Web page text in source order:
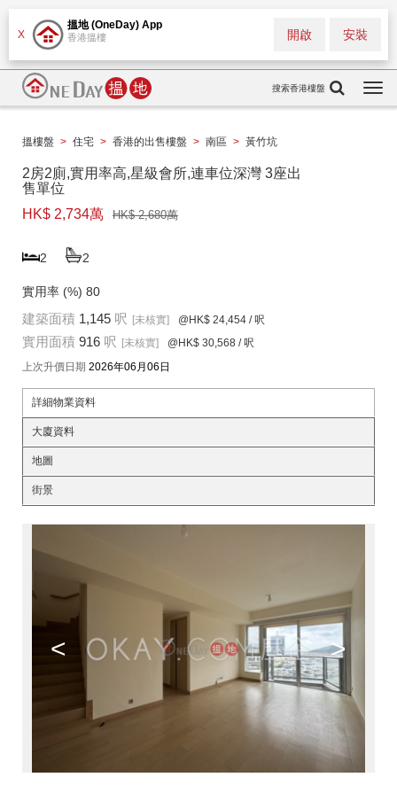
X
搵地 (OneDay) App
香港搵樓 安裝
開啟
搜索香港樓盤
搵樓盤 > 住宅 > 香港的出售樓盤 > 南區 > 黃竹坑
2房2廁,實用率高,星級會所,連車位深灣 3座出
售單位
HK$ 2,734萬
HK$ 2,680萬
2 2
實用率 (%) 80
建築面積 1,145 呎 [未核實] @HK$ 24,454 / 呎
實用面積 916 呎 [未核實] @HK$ 30,568 / 呎
上次升價日期 2026年06月06日
詳細物業資料
大廈資料
地圖
街景
< >